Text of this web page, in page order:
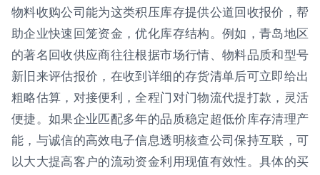
物料收购公司能为这类积压库存提供公道回收报价，帮
助企业快速回笼资金，优化库存结构。例如，青岛地区
的著名回收供应商往往根据市场行情、物料品质和型号
新旧来评估报价，在收到详细的存货清单后可立即给出
粗略估算，对接便利，全程门对门物流代提打款，灵活
便捷。如果企业匹配多年的品质稳定超低价库存清理产
能，与诚信的高效电子信息透明核查公司保持互联，可
以大大提高客户的流动资金利用现值有效性。具体的买